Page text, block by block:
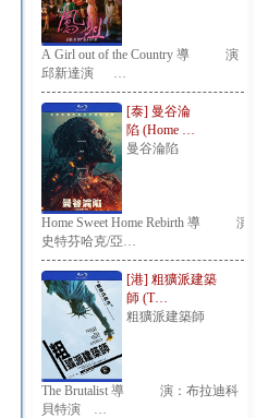
A Girl out of the Country 導 演：
邱新達演 …
[泰] 曼谷淪
陷 (Home …
曼谷淪陷
Home Sweet Home Rebirth 導 演：
史特芬哈克/亞…
[港] 粗獷派建築
師 (T…
粗獷派建築師
The Brutalist 導 演：布拉迪科
貝特演 …